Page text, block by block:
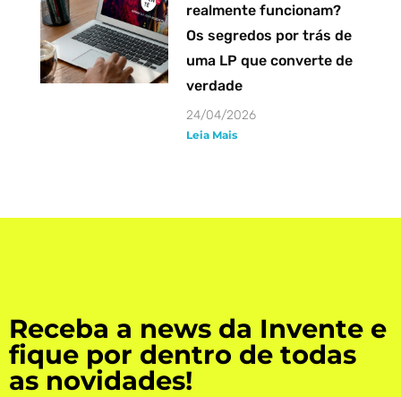
realmente funcionam?
Os segredos por trás de
uma LP que converte de
verdade
24/04/2026
Leia Mais
Receba a news da Invente e
fique por dentro de todas
as novidades!